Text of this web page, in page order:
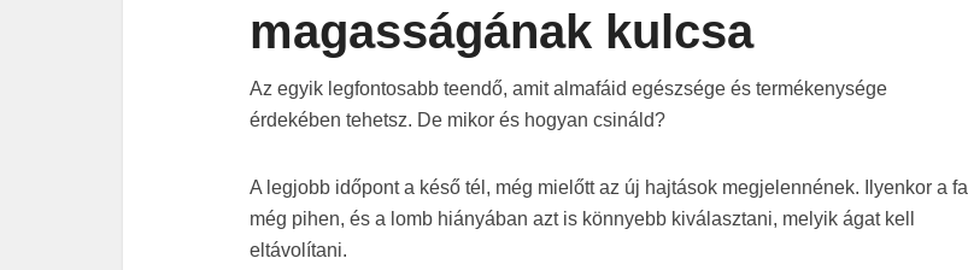
magasságának kulcsa
Az egyik legfontosabb teendő, amit almafáid egészsége és termékenysége
érdekében tehetsz. De mikor és hogyan csináld?
A legjobb időpont a késő tél, még mielőtt az új hajtások megjelennének. Ilyenkor a fa
még pihen, és a lomb hiányában azt is könnyebb kiválasztani, melyik ágat kell
eltávolítani.